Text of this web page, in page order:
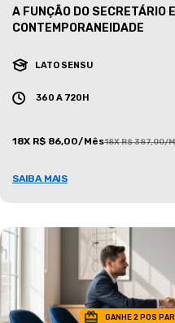
A FUNÇÃO DO SECRETÁRIO
CONTEMPORANEIDADE
LATO SENSU
360 A 720H
18X R$ 86,00/Mês18X R$ 387,00/
SAIBA MAIS
GANHE 2 POS